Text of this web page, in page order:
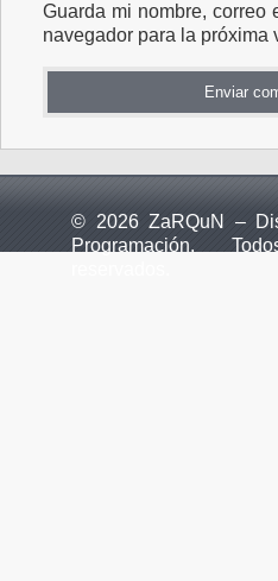
Guarda mi nombre, correo
navegador para la próxima
© 2026 ZaRQuN –
Programación.